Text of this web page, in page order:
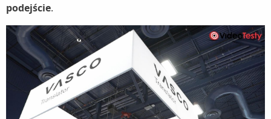
podejście.